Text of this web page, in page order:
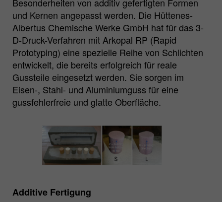
und Kernen angepasst werden. Die Hüttenes-
Albertus Chemische Werke GmbH hat für das 3-
D-Druck-Verfahren mit Arkopal RP (Rapid
Prototyping) eine spezielle Reihe von Schlichten
entwickelt, die bereits erfolgreich für reale
Gussteile eingesetzt werden. Sie sorgen im
Eisen-, Stahl- und Aluminiumguss für eine
gussfehlerfreie und glatte Oberfläche.
Additive Fertigung